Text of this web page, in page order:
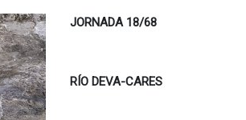
JORNADA 18/68
RÍO DEVA-
TOTAL DEL